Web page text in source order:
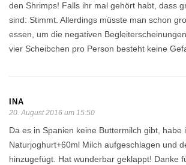
den Shrimps! Falls ihr mal gehört habt, dass
sind: Stimmt. Allerdings müsste man schon
essen, um die negativen
vier Scheibchen pro Person besteht keine
INA
20. August 2016 um 15:50
Da es in Spanien keine Buttermilch gibt, habe
Naturjoghurt+60ml Milch aufgeschlagen und
hinzugefügt. Hat wunderbar geklappt! Danke